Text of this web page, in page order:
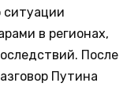
ситуации
в регионах,
После
Путина